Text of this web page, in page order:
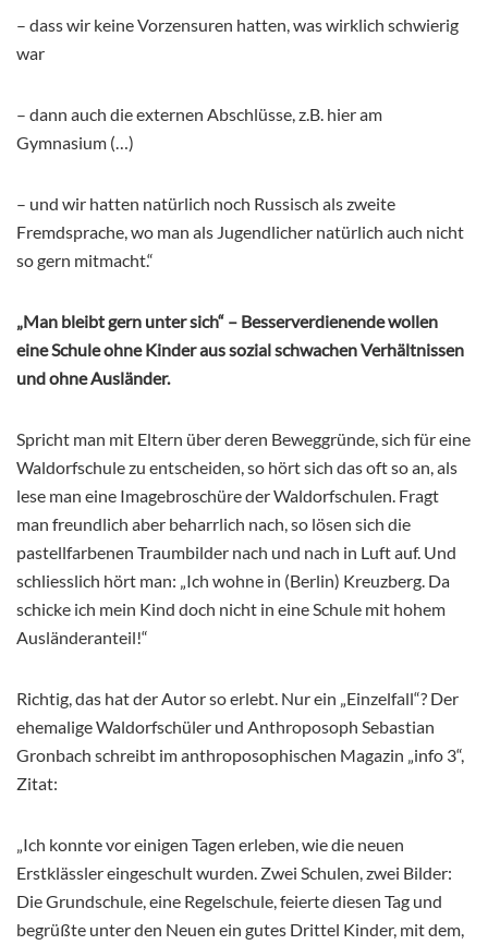
– dass wir keine Vorzensuren hatten, was wirklich schwierig
war
– dann auch die externen Abschlüsse, z.B. hier am
Gymnasium (…)
– und wir hatten natürlich noch Russisch als zweite
Fremdsprache, wo man als Jugendlicher natürlich auch nicht
so gern mitmacht.“
„Man bleibt gern unter sich“ – Besserverdienende wollen
eine Schule ohne Kinder aus sozial schwachen Verhältnissen
und ohne Ausländer.
Spricht man mit Eltern über deren Beweggründe, sich für eine
Waldorfschule zu entscheiden, so hört sich das oft so an, als
lese man eine Imagebroschüre der Waldorfschulen. Fragt
man freundlich aber beharrlich nach, so lösen sich die
pastellfarbenen Traumbilder nach und nach in Luft auf. Und
schliesslich hört man: „Ich wohne in (Berlin) Kreuzberg. Da
schicke ich mein Kind doch nicht in eine Schule mit hohem
Ausländeranteil!“
Richtig, das hat der Autor so erlebt. Nur ein „Einzelfall“? Der
ehemalige Waldorfschüler und Anthroposoph Sebastian
Gronbach schreibt im anthroposophischen Magazin „info 3“,
Zitat:
„Ich konnte vor einigen Tagen erleben, wie die neuen
Erstklässler eingeschult wurden. Zwei Schulen, zwei Bilder:
Die Grundschule, eine Regelschule, feierte diesen Tag und
begrüßte unter den Neuen ein gutes Drittel Kinder, mit dem,